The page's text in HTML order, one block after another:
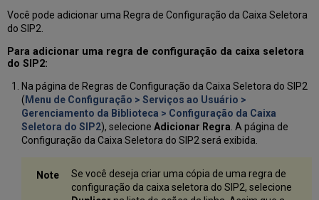
Você pode adicionar uma Regra de Configuração da Caixa Seletora
do SIP2.
Para adicionar uma regra de configuração da caixa seletora
do SIP2:
Na página de Regras de Configuração da Caixa Seletora do SIP2
( Menu de Configuração > Serviços ao Usuário >
Gerenciamento da Biblioteca > Configuração da Caixa
Seletora do SIP2), selecione Adicionar Regra. A página de
Configuração da Caixa Seletora do SIP2 será exibida.
Se você deseja criar uma cópia de uma regra de
configuração da caixa seletora do SIP2, selecione